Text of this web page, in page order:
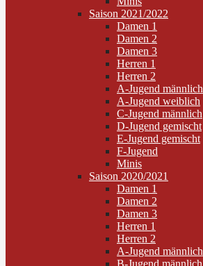
Saison 2021/2022
Damen 1
Damen 2
Damen 3
Herren 1
Herren 2
A-Jugend männlich
A-Jugend weiblich
C-Jugend männlich
D-Jugend gemischt
E-Jugend gemischt
F-Jugend
Minis
Saison 2020/2021
Damen 1
Damen 2
Damen 3
Herren 1
Herren 2
A-Jugend männlich
B-Jugend männlich